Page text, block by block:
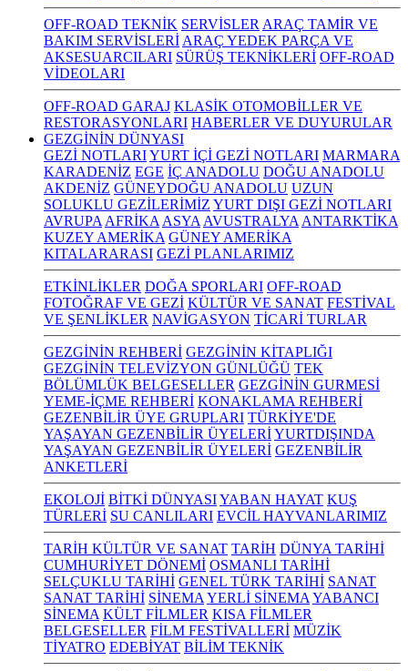
OFF-ROAD TEKNİK SERVİSLER ARAÇ TAMİR VE
BAKIM SERVİSLERİ ARAÇ YEDEK PARÇA VE
AKSESUARCILARI SÜRÜŞ TEKNİKLERİ OFF-ROAD
VİDEOLARI
OFF-ROAD GARAJ KLASİK OTOMOBİLLER VE
RESTORASYONLARI HABERLER VE DUYURULAR
GEZGİNİN DÜNYASI
GEZİ NOTLARIYURT İÇİ GEZİ NOTLARI MARMARA
KARADENİZ EGE İÇ ANADOLU DOĞU ANADOLU
AKDENİZ GÜNEYDOĞU ANADOLU UZUN
SOLUKLU GEZİLERİMİZ YURT DIŞI GEZİ NOTLARI
AVRUPA AFRİKA ASYA AVUSTRALYA ANTARKTİKA
KUZEY AMERİKA GÜNEY AMERİKA
KITALARARASI GEZİ PLANLARIMIZ
ETKİNLİKLER DOĞA SPORLARI OFF-ROAD
FOTOĞRAF VE GEZİ KÜLTÜR VE SANAT FESTİVAL
VE ŞENLİKLER NAVİGASYON TİCARİ TURLAR
GEZGİNİN REHBERİ GEZGİNİN KİTAPLIĞI
GEZGİNİN TELEVİZYON GÜNLÜĞÜ TEK
BÖLÜMLÜK BELGESELLER GEZGİNİN GURMESİ
YEME-İÇME REHBERİ KONAKLAMA REHBERİ
GEZENBİLİR ÜYE GRUPLARI TÜRKİYE'DE
YAŞAYAN GEZENBİLİR ÜYELERİYURTDIŞINDA
YAŞAYAN GEZENBİLİR ÜYELERİ GEZENBİLİR
ANKETLERİ
EKOLOJİ BİTKİ DÜNYASIYABAN HAYAT KUŞ
TÜRLERİ SU CANLILARI EVCİL HAYVANLARIMIZ
TARİH KÜLTÜR VE SANAT TARİH DÜNYA TARİHİ
CUMHURİYET DÖNEMİ OSMANLI TARİHİ
SELÇUKLU TARİHİ GENEL TÜRK TARİHİ SANAT
SANAT TARİHİ SİNEMA YERLİ SİNEMA YABANCI
SİNEMA KÜLT FİLMLER KISA FİLMLER
BELGESELLER FİLM FESTİVALLERİ MÜZİK
TİYATRO EDEBİYAT BİLİM TEKNİK